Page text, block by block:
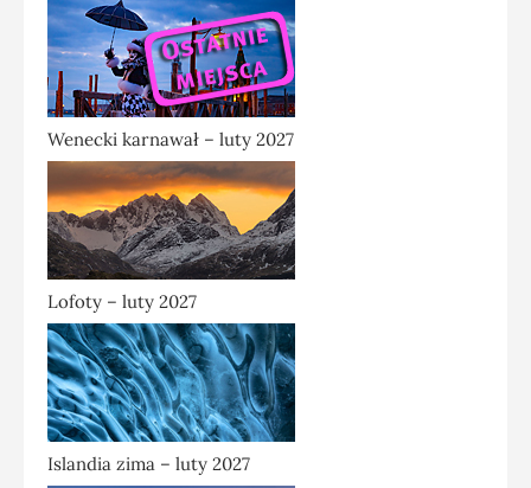
Wenecki karnawał – luty 2027
Lofoty – luty 2027
Islandia zima – luty 2027